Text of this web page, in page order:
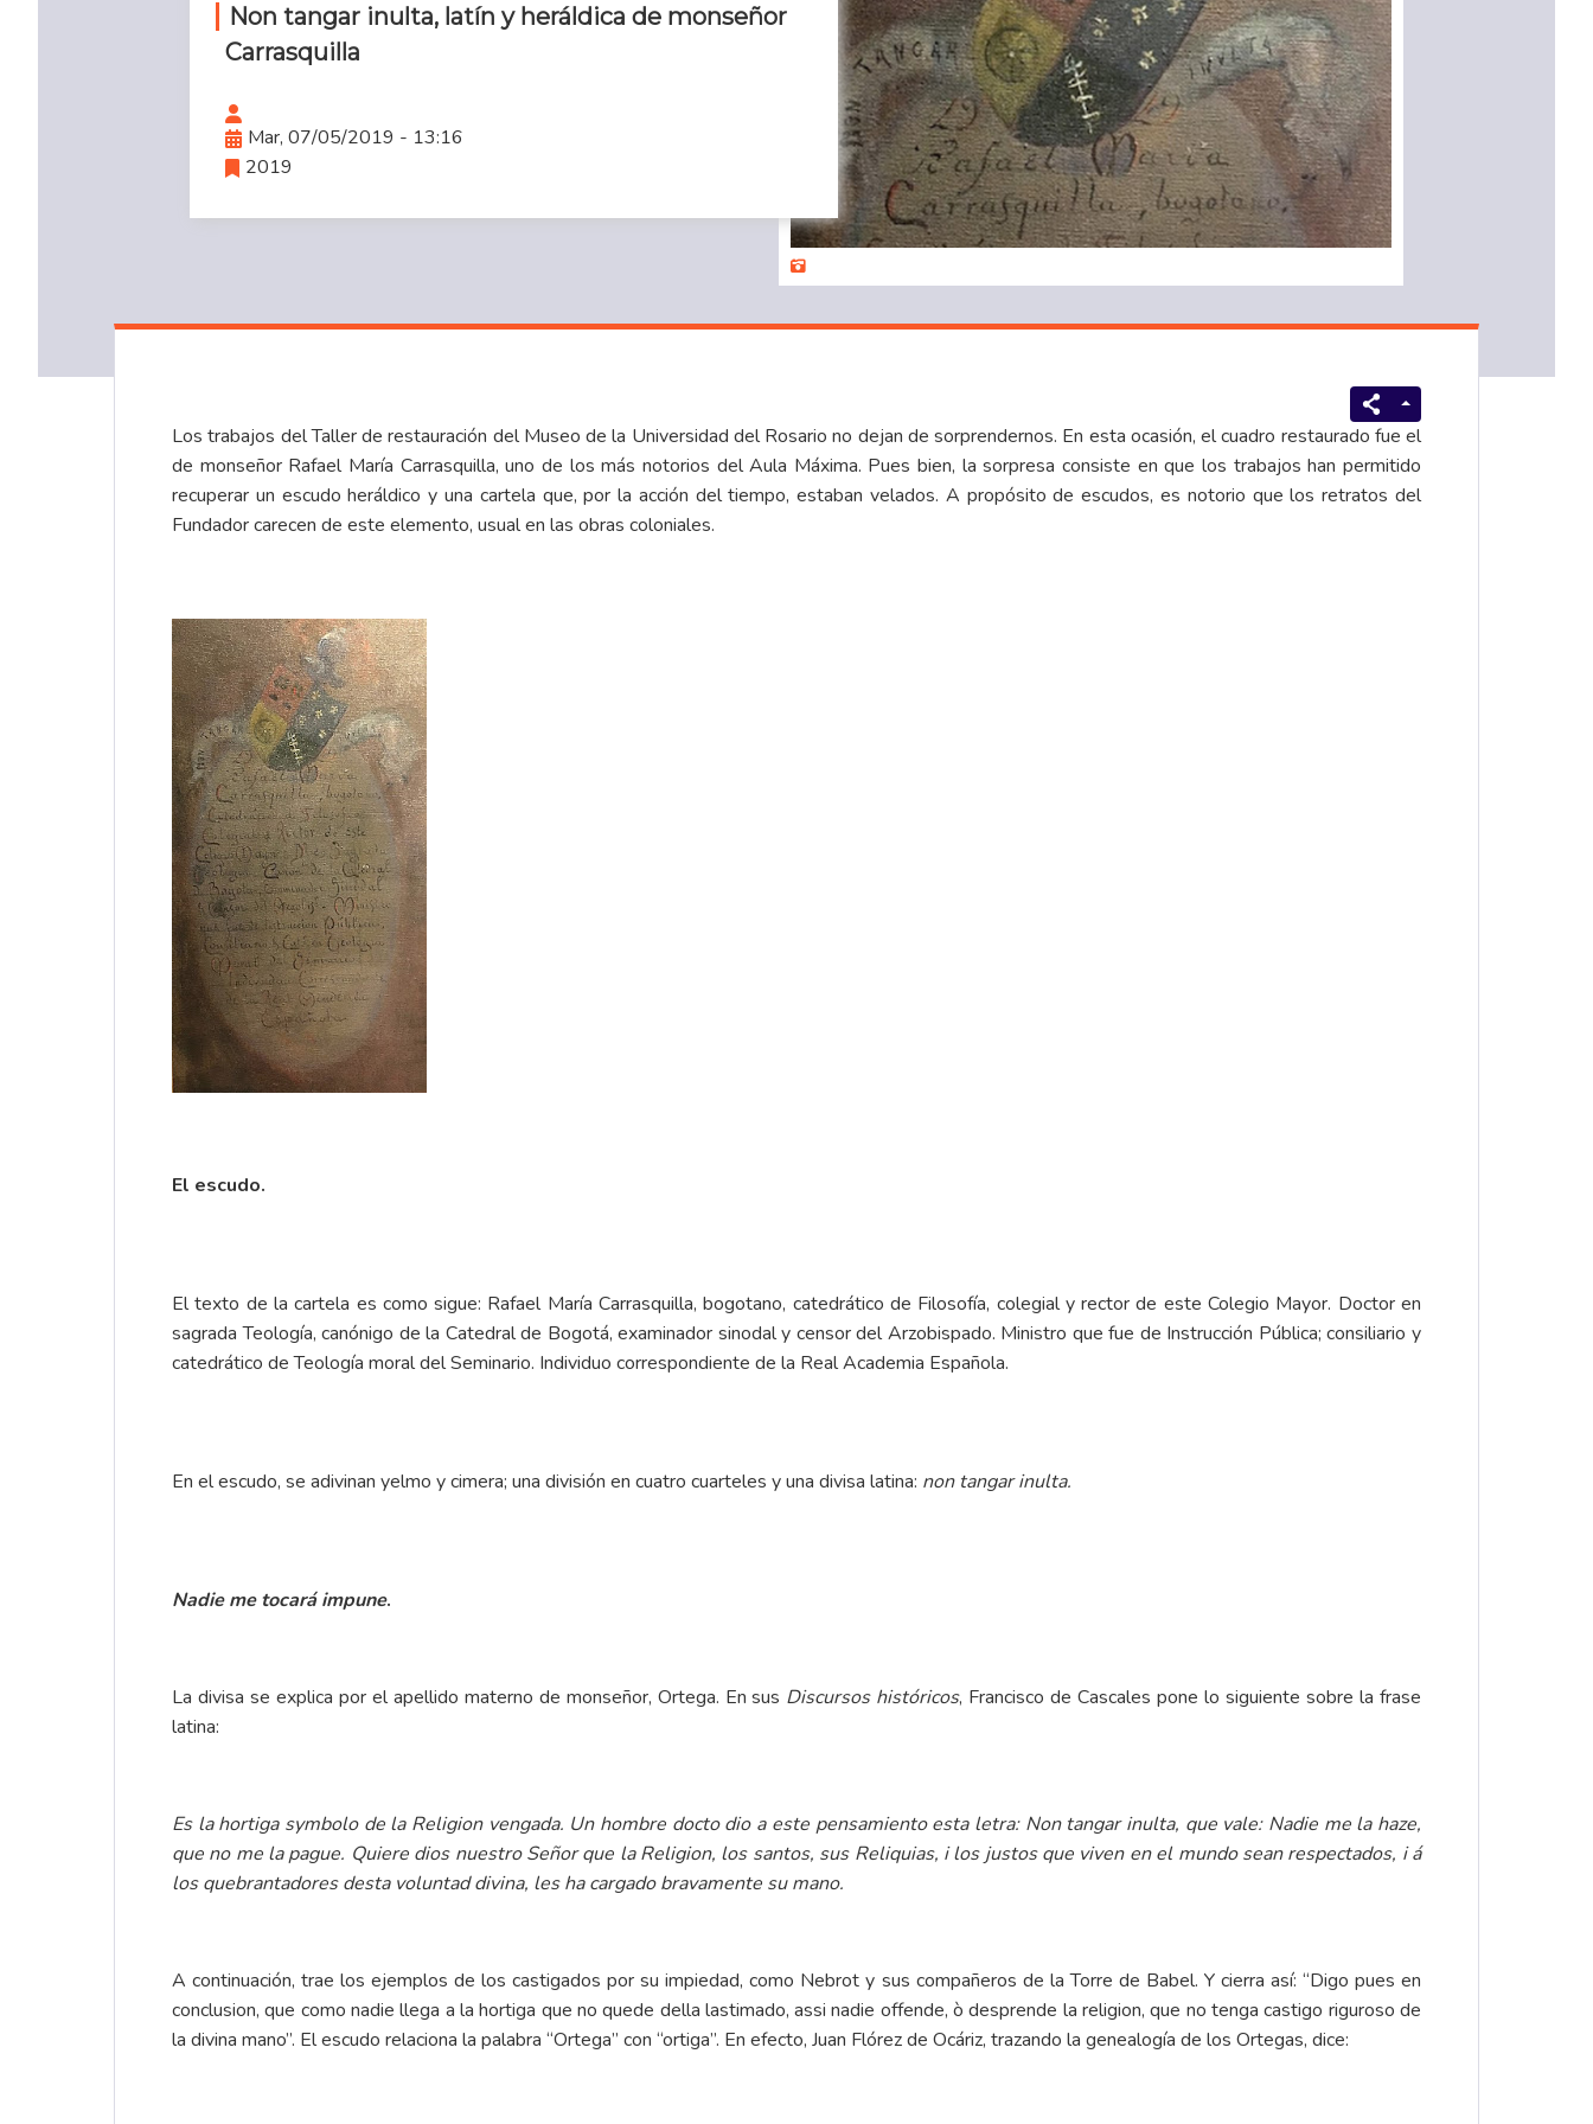
Non tangar inulta, latín y heráldica de monseñor
Carrasquilla
Mar, 07/05/2019 - 13:16
2019
Los trabajos del Taller de restauración del Museo de la Universidad del Rosario no dejan de sorprendernos. En esta ocasión, el cuadro restaurado fue el
de monseñor Rafael María Carrasquilla, uno de los más notorios del Aula Máxima. Pues bien, la sorpresa consiste en que los trabajos han permitido
recuperar un escudo heráldico y una cartela que, por la acción del tiempo, estaban velados. A propósito de escudos, es notorio que los retratos del
Fundador carecen de este elemento, usual en las obras coloniales.
El escudo.
El texto de la cartela es como sigue: Rafael María Carrasquilla, bogotano, catedrático de Filosofía, colegial y rector de este Colegio Mayor. Doctor en
sagrada Teología, canónigo de la Catedral de Bogotá, examinador sinodal y censor del Arzobispado. Ministro que fue de Instrucción Pública; consiliario y
catedrático de Teología moral del Seminario. Individuo correspondiente de la Real Academia Española.
En el escudo, se adivinan yelmo y cimera; una división en cuatro cuarteles y una divisa latina: non tangar inulta.
Nadie me tocará impune.
La divisa se explica por el apellido materno de monseñor, Ortega. En sus Discursos históricos, Francisco de Cascales pone lo siguiente sobre la frase
latina:
Es la hortiga symbolo de la Religion vengada. Un hombre docto dio a este pensamiento esta letra: Non tangar inulta, que vale: Nadie me la haze,
que no me la pague. Quiere dios nuestro Señor que la Religion, los santos, sus Reliquias, i los justos que viven en el mundo sean respectados, i á
los quebrantadores desta voluntad divina, les ha cargado bravamente su mano.
A continuación, trae los ejemplos de los castigados por su impiedad, como Nebrot y sus compañeros de la Torre de Babel. Y cierra así: “Digo pues en
conclusion, que como nadie llega a la hortiga que no quede della lastimado, assi nadie offende, ò desprende la religion, que no tenga castigo riguroso de
la divina mano”. El escudo relaciona la palabra “Ortega” con “ortiga”. En efecto, Juan Flórez de Ocáriz, trazando la genealogía de los Ortegas, dice: